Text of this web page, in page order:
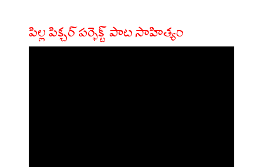
పిల్ల పిక్చర్ పర్ఫెక్ట్ పాట సాహిత్యం